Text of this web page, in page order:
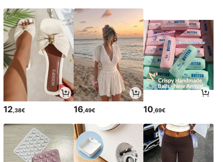
12,38€ 16,49€ 10,69€